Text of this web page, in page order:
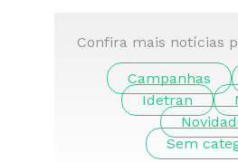
Confira mais notícias
Campanhas
Idetran
Sem